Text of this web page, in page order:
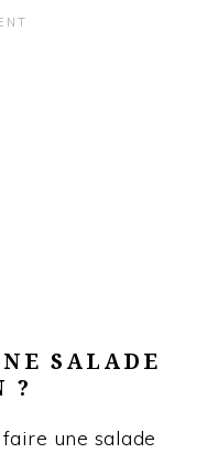
SALADE
?
une salade